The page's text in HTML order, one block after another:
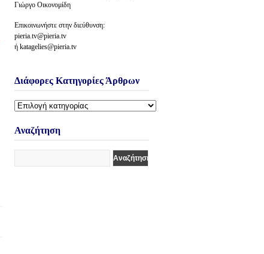
Γιώργο Οικονομίδη
Επικοινωνήστε στην διεύθυνση:
pieria.tv@pieria.tv
ή katagelies@pieria.tv
Διάφορες Κατηγορίες Άρθρων
Διάφορες
Άρθρων
Αναζήτηση